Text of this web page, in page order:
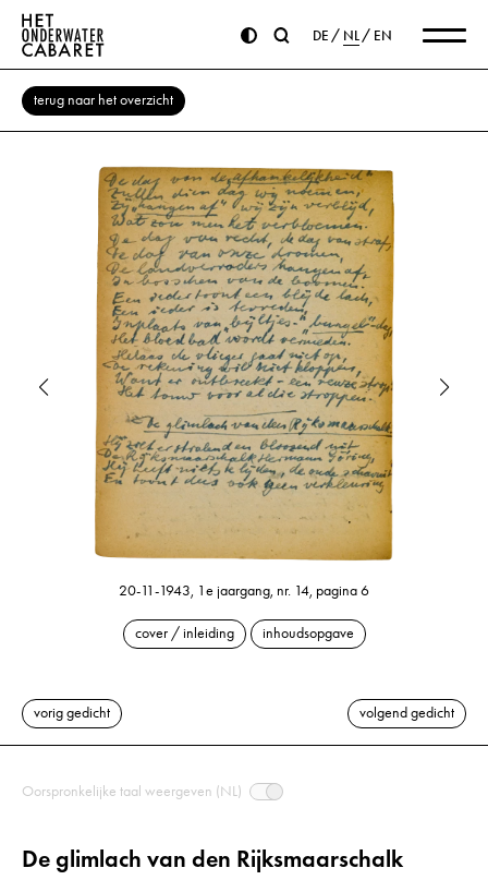
DE NL EN
terug naar het overzicht
20-11-1943, 1e jaargang, nr. 14, pagina 6
cover / inleiding inhoudsopgave
vorig gedicht volgend gedicht
Oorspronkelijke taal weergeven (NL)
De glimlach van den Rijksmaarschalk